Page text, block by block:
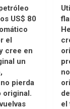
US$ 80
el
cree en
un
pierda
original.
el